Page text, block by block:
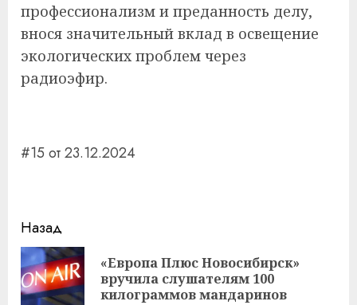
профессионализм и преданность делу,
внося значительный вклад в освещение
экологических проблем через
радиоэфир.
#15 от 23.12.2024
Навигация
записи
Назад
«Европа Плюс Новосибирск»
вручила слушателям 100
килограммов мандаринов